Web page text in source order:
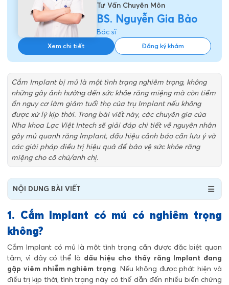
Tư Vấn Chuyên Môn
BS. Nguyễn Gia Bảo
Bác sĩ
Xem chi tiết Đăng ký khám
Cắm Implant bị mủ là một tình trạng nghiêm trọng, không
những gây ảnh hưởng đến sức khỏe răng miệng mà còn tiềm
ẩn nguy cơ làm giảm tuổi thọ của trụ Implant nếu không
được xử lý kịp thời. Trong bài viết này, các chuyên gia của
Nha khoa Lạc Việt Intech sẽ giải đáp chi tiết về nguyên nhân
gây mủ quanh răng Implant, dấu hiệu cảnh báo cần lưu ý và
các giải pháp điều trị hiệu quả để bảo vệ sức khỏe răng
miệng cho cô chú/anh chị.
NỘI DUNG BÀI VIẾT
1. Cắm Implant có mủ có nghiêm trọng
không?
Cắm Implant có mủ là một tình trạng cần được đặc biệt quan
tâm, vì đây có thể là dấu hiệu cho thấy răng Implant đang
gặp viêm nhiễm nghiêm trọng. Nếu không được phát hiện và
điều trị kịp thời, tình trạng này có thể dẫn đến nhiều biến chứng